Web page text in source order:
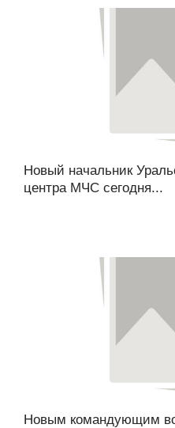
Новый начальник
центра МЧС сегодня...
Новым командующим